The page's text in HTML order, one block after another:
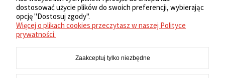
ZAKUPY
REGULAMIN
MOJE KONTO
dostosować użycie plików do swoich preferencji, wybierając
opcję "Dostosuj zgody".
Więcej o plikach cookies przeczytasz w naszej Polityce
prywatności.
Zaakceptuj tylko niezbędne